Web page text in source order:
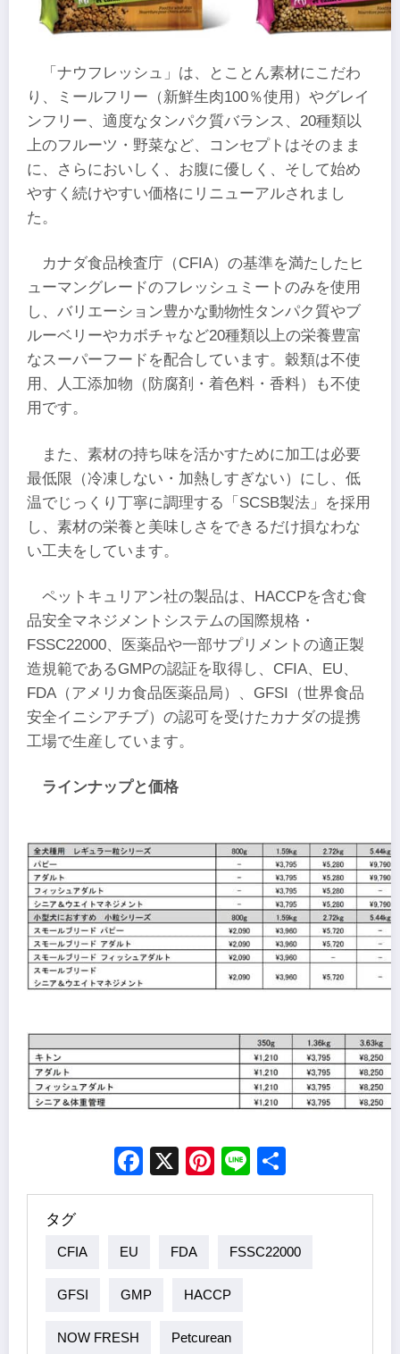
「ナウフレッシュ」は、とことん素材にこだわ
り、ミールフリー（新鮮生肉100％使用）やグレイ
ンフリー、適度なタンパク質バランス、20種類以
上のフルーツ・野菜など、コンセプトはそのまま
に、さらにおいしく、お腹に優しく、そして始め
やすく続けやすい価格にリニューアルされまし
た。
カナダ食品検査庁（CFIA）の基準を満たしたヒ
ューマングレードのフレッシュミートのみを使用
し、バリエーション豊かな動物性タンパク質やブ
ルーベリーやカボチャなど20種類以上の栄養豊富
なスーパーフードを配合しています。穀類は不使
用、人工添加物（防腐剤・着色料・香料）も不使
用です。
また、素材の持ち味を活かすために加工は必要
最低限（冷凍しない・加熱しすぎない）にし、低
温でじっくり丁寧に調理する「SCSB製法」を採用
し、素材の栄養と美味しさをできるだけ損なわな
い工夫をしています。
ペットキュリアン社の製品は、HACCPを含む食
品安全マネジメントシステムの国際規格・
FSSC22000、医薬品や一部サプリメントの適正製
造規範であるGMPの認証を取得し、CFIA、EU、
FDA（アメリカ食品医薬品局）、GFSI（世界食品
安全イニシアチブ）の認可を受けたカナダの提携
工場で生産しています。
ラインナップと価格
Facebook
X Pinterest
Line
タグ
CFIA EU FDA FSSC22000
GFSI GMP HACCP
NOW FRESH Petcurean